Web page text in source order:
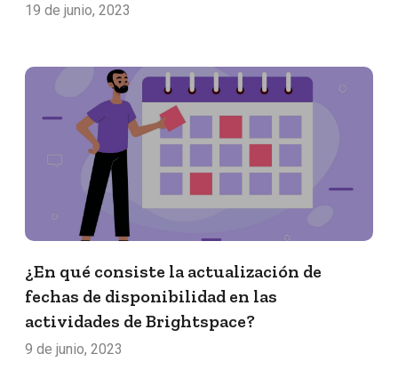
19 de junio, 2023
¿En qué consiste la actualización de
fechas de disponibilidad en las
actividades de Brightspace?
9 de junio, 2023